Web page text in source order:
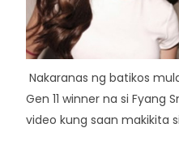
Nakaranas ng batikos
Gen 11 winner na si Fyang
video kung saan makikita